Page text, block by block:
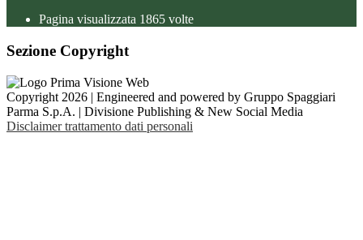
Pagina visualizzata 1865 volte
Sezione Copyright
Copyright 2026 | Engineered and powered by Gruppo Spaggiari
Parma S.p.A. | Divisione Publishing & New Social Media
Disclaimer trattamento dati personali